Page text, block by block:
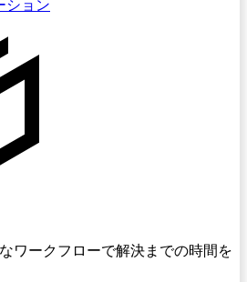
ション
ワークフローで解決までの時間を